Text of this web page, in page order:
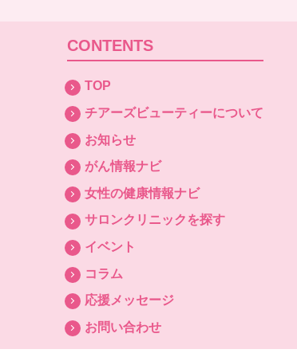
CONTENTS
TOP
チアーズビューティーについて
お知らせ
がん情報ナビ
女性の健康情報ナビ
サロンクリニックを探す
イベント
コラム
応援メッセージ
お問い合わせ